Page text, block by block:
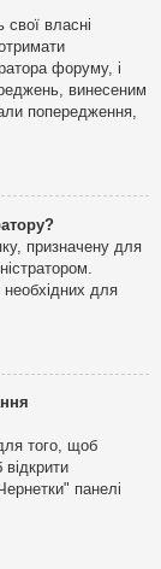
власні
форуму, і
винесеним
попередження,
призначену для
для
того, щоб
панелі